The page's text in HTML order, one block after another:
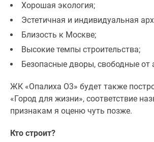
бизнес-
класса
Рассрочка
Траншевая
ипотека
коттеджи
Коттеджные
Хорошая экология;
Эстетичная и индивидуальная
Близость к Москве;
Высокие темпы строительства;
Безопасные дворы, свободные от
ЖК «Опалиха О3» будет также
«Город для жизни», соответствие
признакам я оценю чуть позже.
Кто строит?